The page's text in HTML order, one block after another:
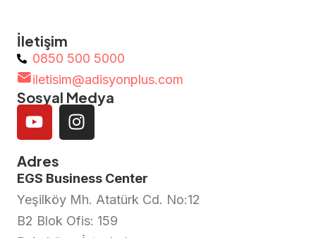
İletişim
0850 500 5000
iletisim@adisyonplus.com
Sosyal Medya
Adres
EGS Business Center
Yeşilköy Mh. Atatürk Cd. No:12
B2 Blok Ofis: 159